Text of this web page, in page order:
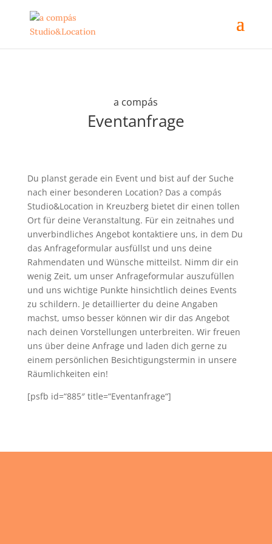
a compás
Eventanfrage
Du planst gerade ein Event und bist auf der Suche
nach einer besonderen Location? Das a compás
Studio&Location in Kreuzberg bietet dir einen tollen
Ort für deine Veranstaltung. Für ein zeitnahes und
unverbindliches Angebot kontaktiere uns, in dem Du
das Anfrageformular ausfüllst und uns deine
Rahmendaten und Wünsche mitteilst. Nimm dir ein
wenig Zeit, um unser Anfrageformular auszufüllen
und uns wichtige Punkte hinsichtlich deines Events
zu schildern. Je detaillierter du deine Angaben
machst, umso besser können wir dir das Angebot
nach deinen Vorstellungen unterbreiten. Wir freuen
uns über deine Anfrage und laden dich gerne zu
einem persönlichen Besichtigungstermin in unsere
Räumlichkeiten ein!
[psfb id=“885″ title=“Eventanfrage“]